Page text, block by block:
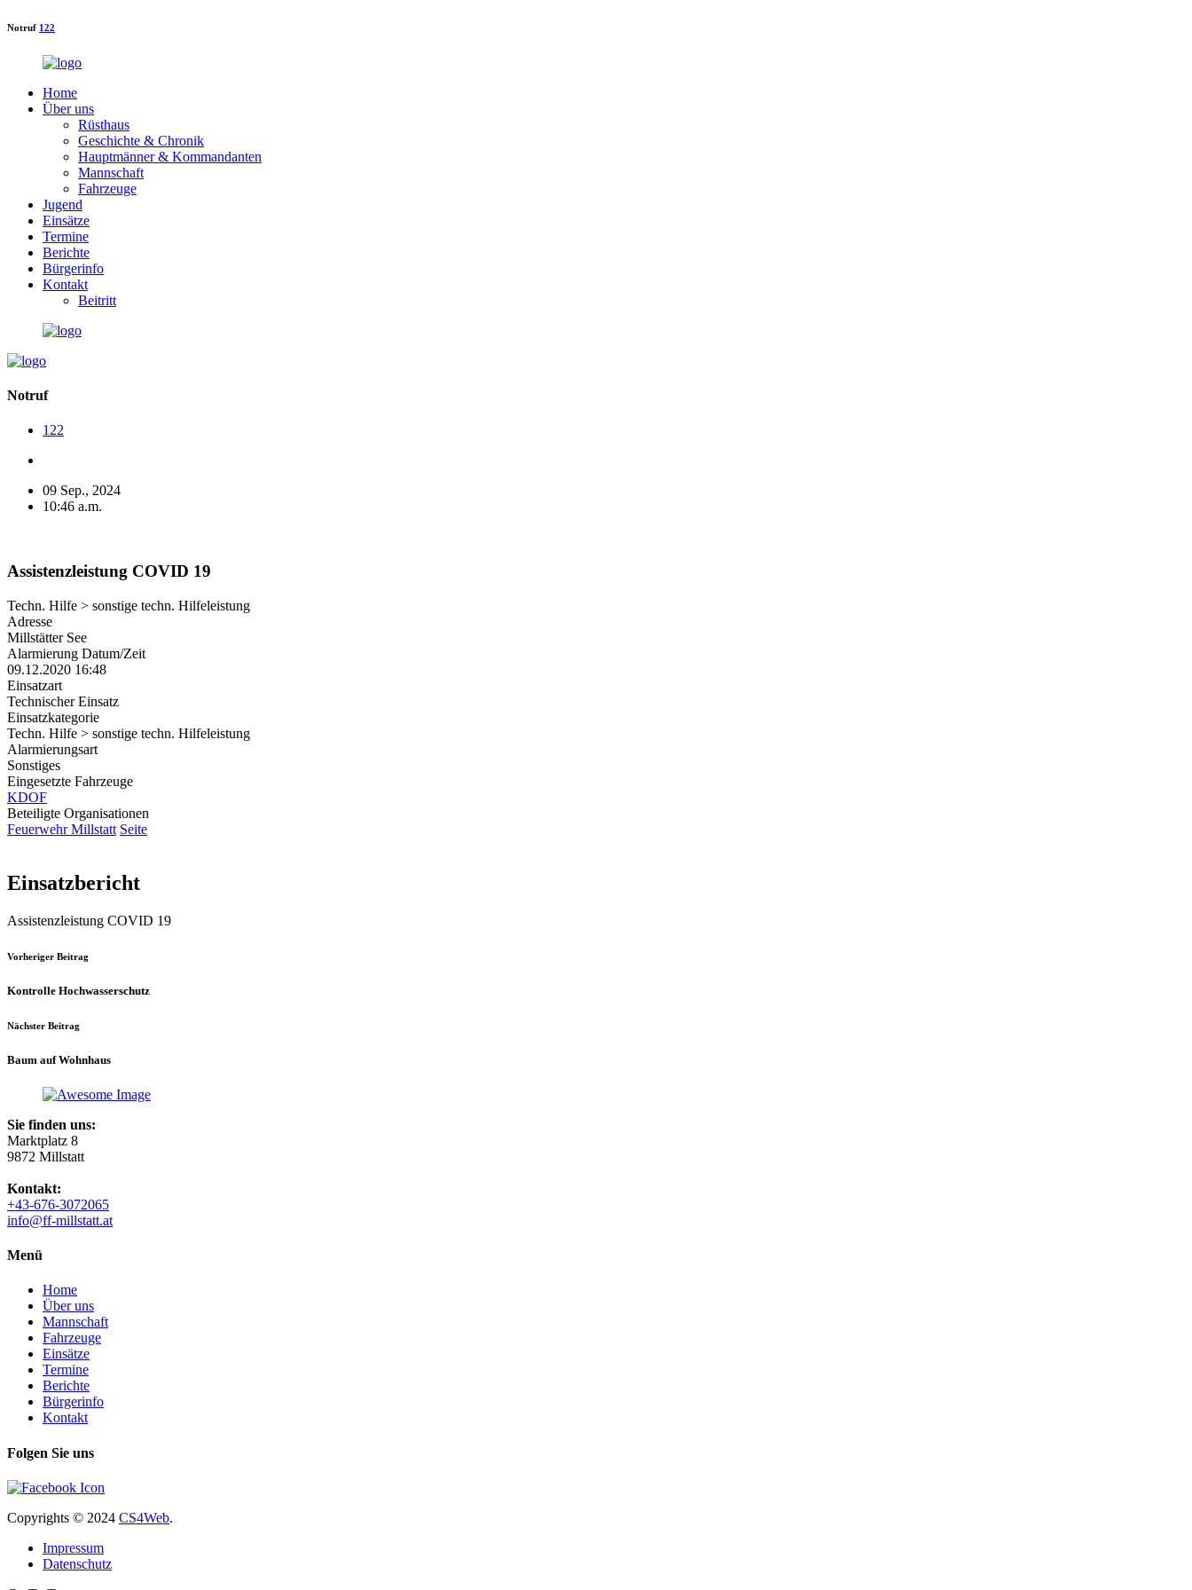
Notruf 122
Home
Über uns
Rüsthaus
Geschichte & Chronik
Hauptmänner & Kommandanten
Mannschaft
Fahrzeuge
Jugend
Einsätze
Termine
Berichte
Bürgerinfo
Kontakt
Beitritt
Notruf
122
09 Sep., 2024
10:46 a.m.
Assistenzleistung COVID 19
Techn. Hilfe > sonstige techn. Hilfeleistung
Adresse
Millstätter See
Alarmierung Datum/Zeit
09.12.2020 16:48
Einsatzart
Technischer Einsatz
Einsatzkategorie
Techn. Hilfe > sonstige techn. Hilfeleistung
Alarmierungsart
Sonstiges
Eingesetzte Fahrzeuge
KDOF
Beteiligte Organisationen
Feuerwehr Millstatt Seite
Einsatzbericht
Assistenzleistung COVID 19
Vorheriger Beitrag
Kontrolle Hochwasserschutz
Nächster Beitrag
Baum auf Wohnhaus
Sie finden uns:
Marktplatz 8
9872 Millstatt
Kontakt:
+43-676-3072065
info@ff-millstatt.at
Menü
Home
Über uns
Mannschaft
Fahrzeuge
Einsätze
Termine
Berichte
Bürgerinfo
Kontakt
Folgen Sie uns
Copyrights © 2024 CS4Web.
Impressum
Datenschutz